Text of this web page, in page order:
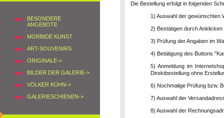
BESONDERE
ANGEBOTE
MORBIDE KUNST
ART-SOUVENIRS
ORIGINALE->
BILDER DER GALERIE->
VOLKER KÜHN->
GALERIESCHIENEN->
Die Bestellung erfolgt in folgenden
1) Auswahl der gewünschten
2) Bestätigen durch
3) Prüfung der Angaben im
4) Betätigung des Buttons
5) Anmeldung im
Direktbestellung ohne
6) Nochmalige Prüfung bzw.
7) Auswahl der
8) Auswahl der